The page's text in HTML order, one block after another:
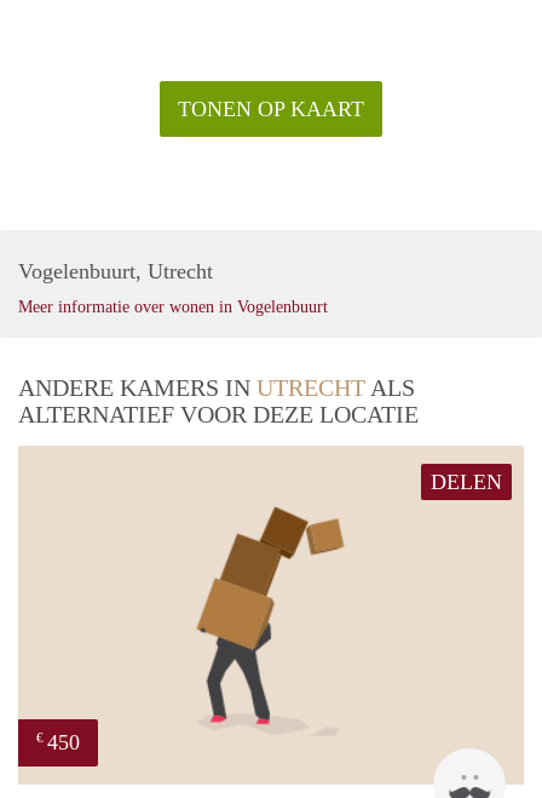
TONEN OP KAART
Vogelenbuurt, Utrecht
Meer informatie over wonen in Vogelenbuurt
ANDERE KAMERS IN UTRECHT ALS
ALTERNATIEF VOOR DEZE LOCATIE
DELEN
€ 450